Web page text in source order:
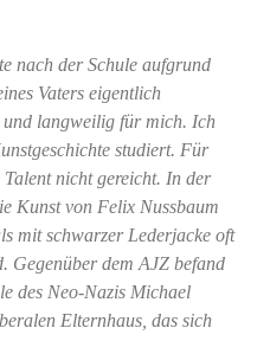
nach der Schule aufgrund
Vaters eigentlich
und langweilig für mich. Ich
studiert. Für
nicht gereicht. In der
Kunst von Felix Nussbaum
mit schwarzer Lederjacke oft
Gegenüber dem AJZ befand
des Neo-Nazis Michael
Elternhaus, das sich